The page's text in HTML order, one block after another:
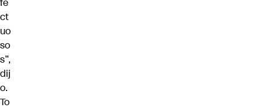
ct
uo
so
s”,
dij
o.
To